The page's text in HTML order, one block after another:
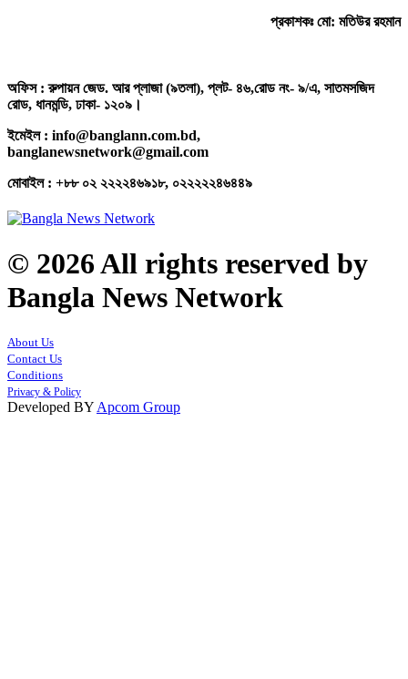
প্রকাশকঃ মো: মতিউর রহমান
অফিস : রুপায়ন জেড. আর প্লাজা (৯তলা), প্লট- ৪৬,রোড নং- ৯/এ, সাতমসজিদ
রোড, ধানমন্ডি, ঢাকা- ১২০৯।
ইমেইল : info@banglann.com.bd,
banglanewsnetwork@gmail.com
মোবাইল : +৮৮ ০২ ২২২২৪৬৯১৮, ০২২২২২৪৬৪৪৯
© 2026 All rights reserved by
Bangla News Network
About Us
Contact Us
Conditions
Privacy & Policy
Developed BY Apcom Group